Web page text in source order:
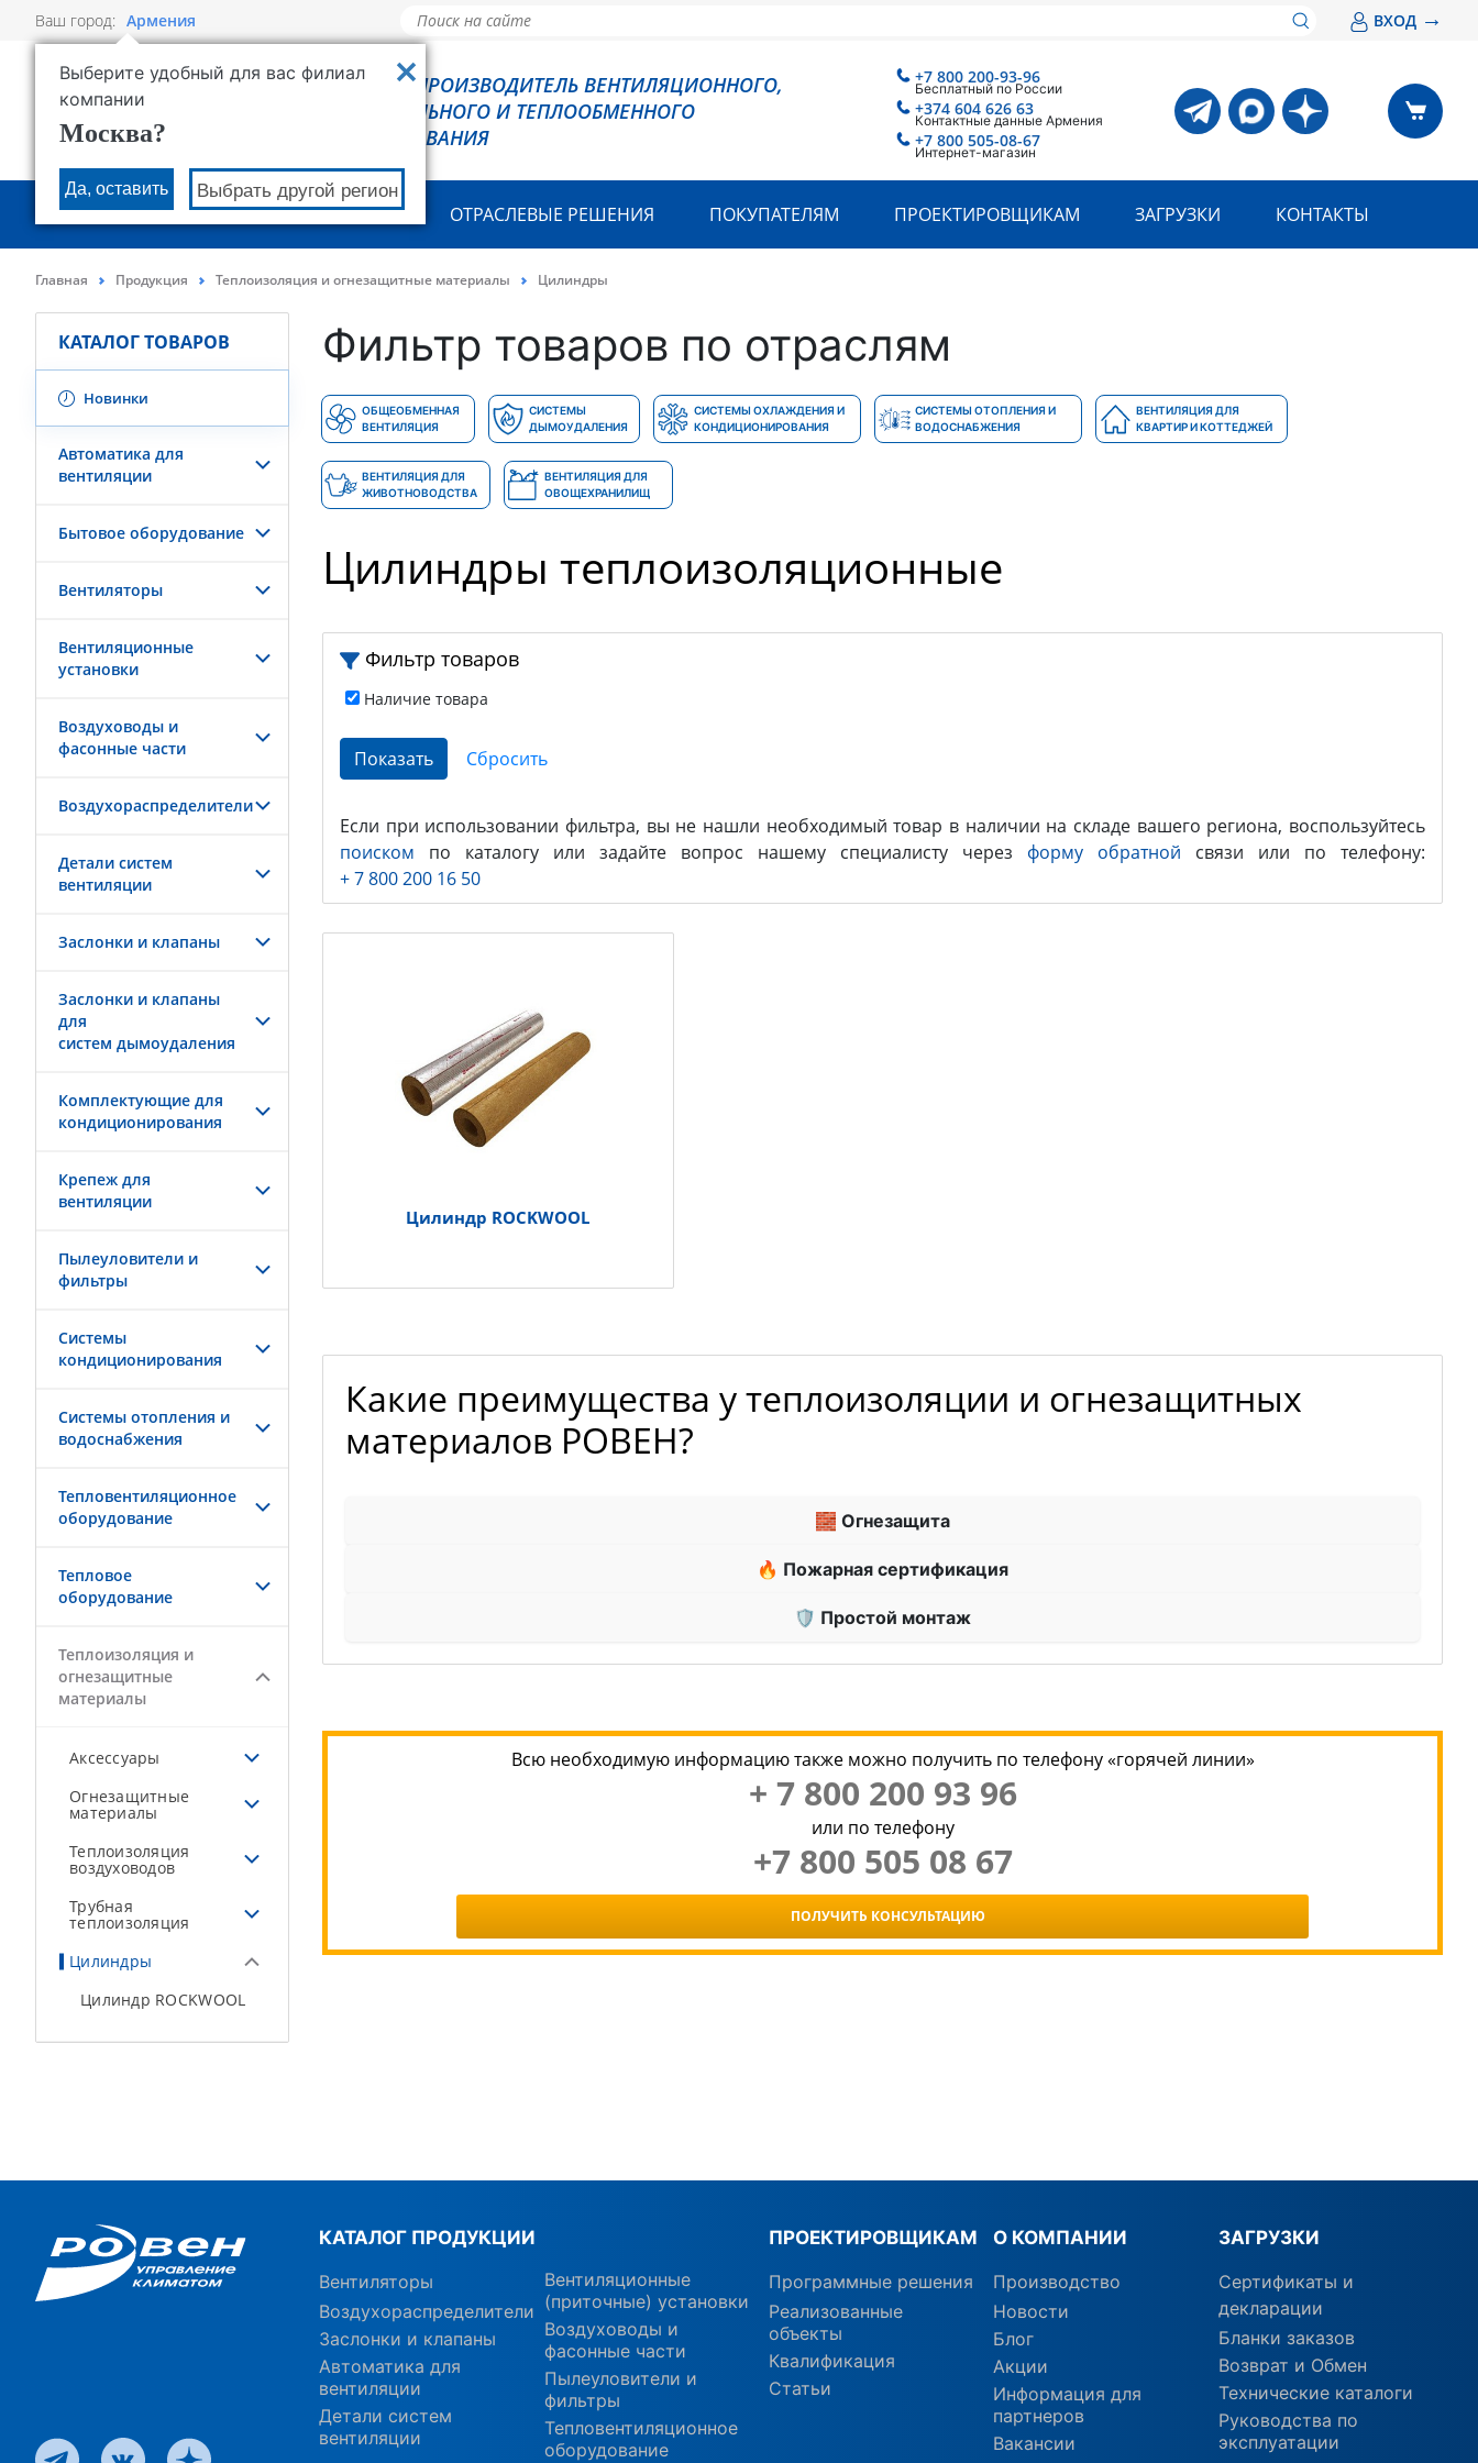
Ваш город: Армения
Выберите удобный для вас филиал
компании
Москва?
Да, оставить Выбрать другой регион
ВХОД →
РОВЕН - ПРОИЗВОДИТЕЛЬ ВЕНТИЛЯЦИОННОГО,
ХОЛОДИЛЬНОГО И ТЕПЛООБМЕННОГО
ОБОРУДОВАНИЯ
+7 800 200-93-96
Бесплатный по России
+7 800 505-08-67
Интернет-магазин
+374 604 626 63
Контактные данные Армения
О КОМПАНИИ ПРОДУКЦИЯ ОТРАСЛЕВЫЕ РЕШЕНИЯ ПОКУПАТЕЛЯМ ПРОЕКТИРОВЩИКАМ ЗАГРУЗКИ КОНТАКТЫ
Главная Продукция Теплоизоляция и огнезащитные материалы Цилиндры
КАТАЛОГ ТОВАРОВ
Новинки
Автоматика для
вентиляции
Бытовое оборудование
Вентиляторы
Вентиляционные
установки
Воздуховоды и
фасонные части
Воздухораспределители
Детали систем
вентиляции
Заслонки и клапаны
Заслонки и клапаны
для
систем дымоудаления
Комплектующие для
кондиционирования
Крепеж для
вентиляции
Пылеуловители и
фильтры
Системы
кондиционирования
Системы отопления и
водоснабжения
Тепловентиляционное
оборудование
Тепловое
оборудование
Теплоизоляция и
огнезащитные
материалы
Аксессуары
Огнезащитные
материалы
Теплоизоляция
воздуховодов
Трубная
теплоизоляция
Цилиндры
Цилиндр ROCKWOOL
Фильтр товаров по отраслям
ОБЩЕОБМЕННАЯ
ВЕНТИЛЯЦИЯ
СИСТЕМЫ
ДЫМОУДАЛЕНИЯ
СИСТЕМЫ ОХЛАЖДЕНИЯ И
КОНДИЦИОНИРОВАНИЯ
СИСТЕМЫ ОТОПЛЕНИЯ И
ВОДОСНАБЖЕНИЯ
ВЕНТИЛЯЦИЯ ДЛЯ
КВАРТИР И КОТТЕДЖЕЙ
ВЕНТИЛЯЦИЯ ДЛЯ
ЖИВОТНОВОДСТВА
ВЕНТИЛЯЦИЯ ДЛЯ
ОВОЩЕХРАНИЛИЩ
Цилиндры теплоизоляционные
Фильтр товаров
Наличие товара
Если при использовании фильтра, вы не нашли необходимый товар в наличии на складе вашего региона, воспользуйтесь
поиском по каталогу или задайте вопрос нашему специалисту через форму обратной связи или по телефону:
+ 7 800 200 16 50
Цилиндр ROCKWOOL
Какие преимущества у теплоизоляции и огнезащитных
материалов РОВЕН?
🧱 Огнезащита
🔥 Пожарная сертификация
🛡 Простой монтаж
Всю необходимую информацию также можно получить по телефону «горячей линии»
+ 7 800 200 93 96
или по телефону
+7 800 505 08 67
ПОЛУЧИТЬ КОНСУЛЬТАЦИЮ
КАТАЛОГ ПРОДУКЦИИ
Вентиляторы
Воздухораспределители
Заслонки и клапаны
Автоматика для
вентиляции
Детали систем
вентиляции
Вентиляционные
(приточные) установки
Воздуховоды и
фасонные части
Пылеуловители и
фильтры
Тепловентиляционное
оборудование
ПРОЕКТИРОВЩИКАМ
Программные решения
Реализованные
объекты
Квалификация
Статьи
О КОМПАНИИ
Производство
Новости
Блог
Акции
Информация для
партнеров
Вакансии
ЗАГРУЗКИ
Сертификаты и
декларации
Бланки заказов
Возврат и Обмен
Технические каталоги
Руководства по
эксплуатации